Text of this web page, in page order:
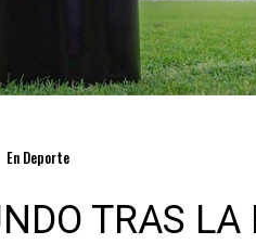
En Deporte
TRAS LA